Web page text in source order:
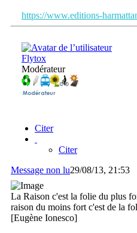
https://www.editions-
Flytox
Modérateur
Citer
Citer
Message non lu29/08/13, 21:53
La Raison c'est la folie du plus
raison du moins fort c'est de la
[Eugène Ionesco]